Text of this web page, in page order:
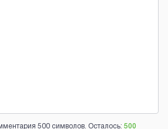
500 символов. Осталось: 500